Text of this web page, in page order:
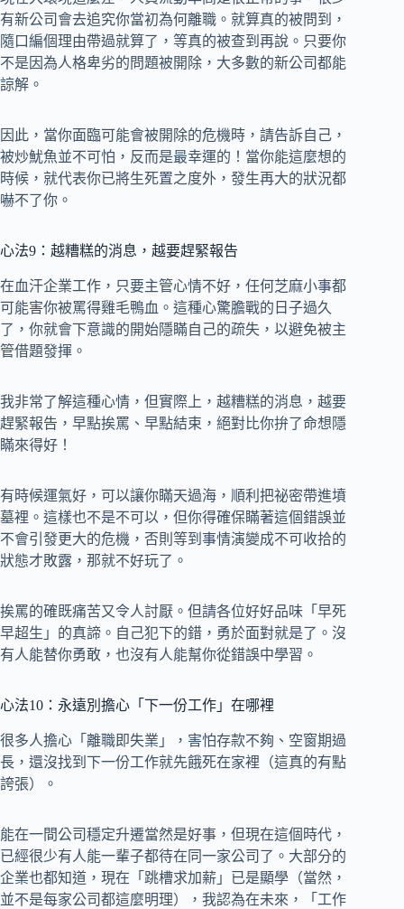
有新公司會去追究你當初為何離職。就算真的被問到，
隨口編個理由帶過就算了，等真的被查到再說。只要你
不是因為人格卑劣的問題被開除，大多數的新公司都能
諒解。
因此，當你面臨可能會被開除的危機時，請告訴自己，
被炒魷魚並不可怕，反而是最幸運的！當你能這麼想的
時候，就代表你已將生死置之度外，發生再大的狀況都
嚇不了你。
心法9：越糟糕的消息，越要趕緊報告
在血汗企業工作，只要主管心情不好，任何芝麻小事都
可能害你被罵得雞毛鴨血。這種心驚膽戰的日子過久
了，你就會下意識的開始隱瞞自己的疏失，以避免被主
管借題發揮。
我非常了解這種心情，但實際上，越糟糕的消息，越要
趕緊報告，早點挨罵、早點結束，絕對比你拚了命想隱
瞞來得好！
有時候運氣好，可以讓你瞞天過海，順利把祕密帶進墳
墓裡。這樣也不是不可以，但你得確保瞞著這個錯誤並
不會引發更大的危機，否則等到事情演變成不可收拾的
狀態才敗露，那就不好玩了。
挨罵的確既痛苦又令人討厭。但請各位好好品味「早死
早超生」的真諦。自己犯下的錯，勇於面對就是了。沒
有人能替你勇敢，也沒有人能幫你從錯誤中學習。
心法10：永遠別擔心「下一份工作」在哪裡
很多人擔心「離職即失業」，害怕存款不夠、空窗期過
長，還沒找到下一份工作就先餓死在家裡（這真的有點
誇張）。
能在一間公司穩定升遷當然是好事，但現在這個時代，
已經很少有人能一輩子都待在同一家公司了。大部分的
企業也都知道，現在「跳槽求加薪」已是顯學（當然，
並不是每家公司都這麼明理），我認為在未來，「工作